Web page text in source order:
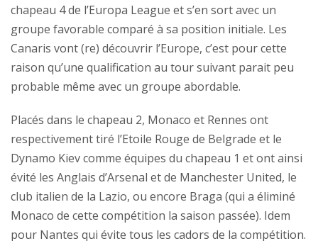
chapeau 4 de l’Europa League et s’en sort avec un
groupe favorable comparé à sa position initiale. Les
Canaris vont (re) découvrir l’Europe, c’est pour cette
raison qu’une qualification au tour suivant parait peu
probable même avec un groupe abordable.
Placés dans le chapeau 2, Monaco et Rennes ont
respectivement tiré l’Etoile Rouge de Belgrade et le
Dynamo Kiev comme équipes du chapeau 1 et ont ainsi
évité les Anglais d’Arsenal et de Manchester United, le
club italien de la Lazio, ou encore Braga (qui a éliminé
Monaco de cette compétition la saison passée). Idem
pour Nantes qui évite tous les cadors de la compétition.